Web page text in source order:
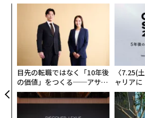
雑談をマスターするためのテクニック
年間5万匹の殺処分を防げ「犬版マイナンバー」
内定が欲しければ「なぜ」を4回繰り返せ。ファ
「就活」とは
卵は体に良い、悪い？ 最新の調査結果から言え
目先の転職ではなく「10年後
の価値」をつくる──アサイ
ンの長期伴走型支援とは
〈7.25(
ャリア
トップエ
リアに触
UMMIT